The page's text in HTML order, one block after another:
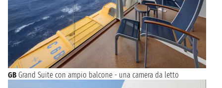
GB Grand Suite con ampio balcone - una camera da letto